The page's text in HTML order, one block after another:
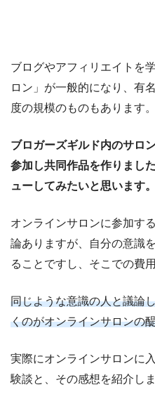
ブログやアフィリエイトを
ロン」が一般的になり、有
度の規模のものもあります。
ブロガーズギルド内のサロ
参加し共同作品を作りまし
ューしてみたいと思います。
オンラインサロンに参加す
論ありますが、自分の意識
ることですし、そこでの費
同じような意識の人と議論
くのがオンラインサロンの
実際にオンラインサロンに
験談と、その感想を紹介しま